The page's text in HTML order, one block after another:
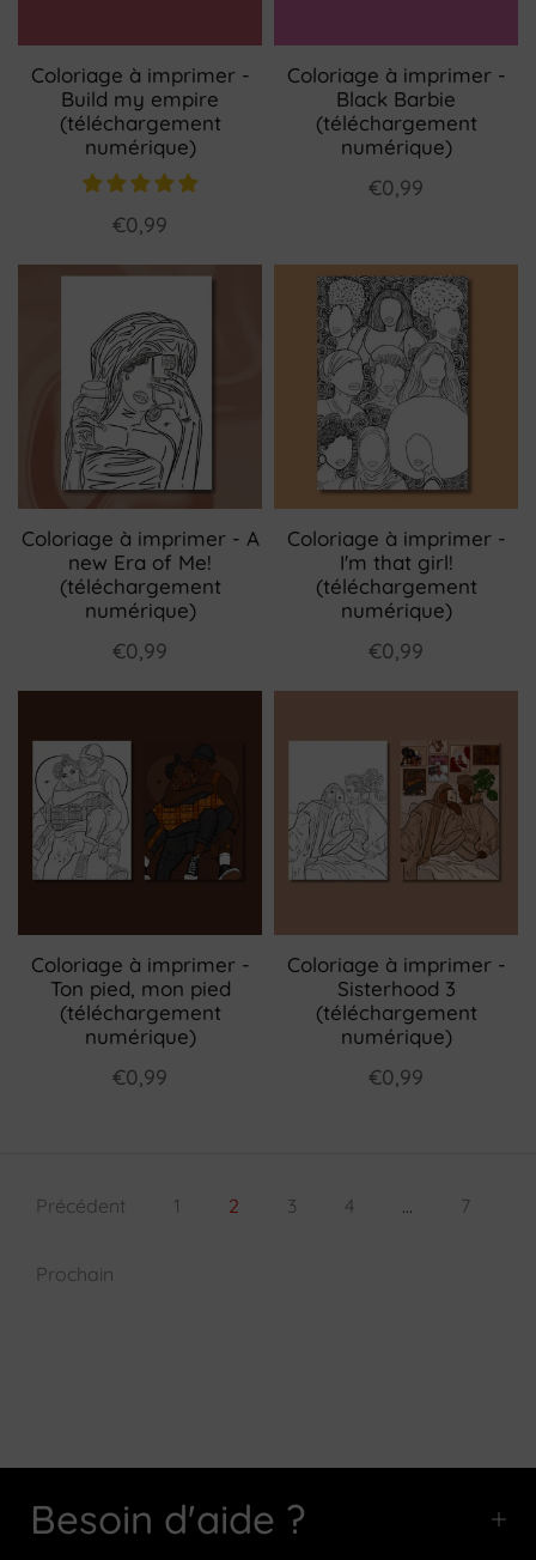
Coloriage à imprimer -
Build my empire
(téléchargement
numérique)
€0,99
Coloriage à imprimer -
Black Barbie
(téléchargement
numérique)
€0,99
Coloriage à imprimer - A
new Era of Me!
(téléchargement
numérique)
€0,99
Coloriage à imprimer -
I'm that girl!
(téléchargement
numérique)
€0,99
Coloriage à imprimer -
Ton pied, mon pied
(téléchargement
numérique)
€0,99
Coloriage à imprimer -
Sisterhood 3
(téléchargement
numérique)
€0,99
Précédent 1 2 3 4 … 7
Prochain
Besoin d'aide ?